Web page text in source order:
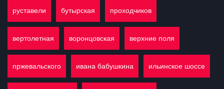
руставели бутырская проходчиков
вертолетная воронцовская верхние поля
пржевальского ивана бабушкина ильинское шоссе